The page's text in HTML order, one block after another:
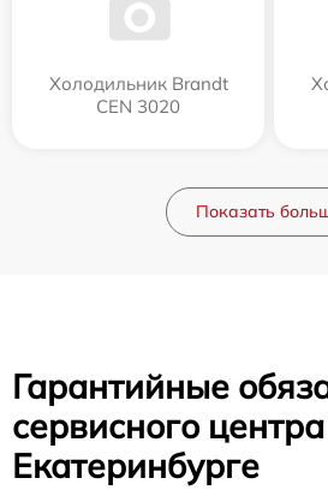
Холодильник Brandt
CEN 3020
Показать
Гарантийные
сервисного
Екатеринбурге